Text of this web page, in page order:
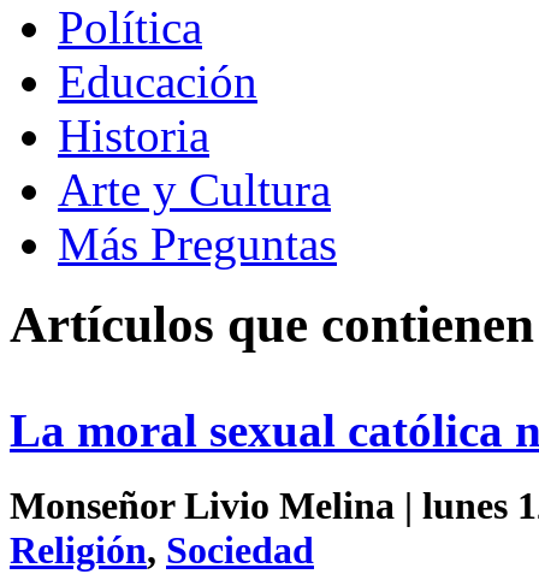
Política
Educación
Historia
Arte y Cultura
Más Preguntas
Artículos que
La moral sexual católica
Monseñor Livio Melina | lunes
Religión, Sociedad